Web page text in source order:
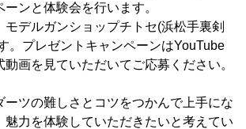
ンと体験会を行います。
モデルガンショップチトセ(浜松手裏剣
。プレゼントキャンペーンはYouTube
画を見ていただいてご応募ください。
ーツの難しさとコツをつかんで上手にな
魅力を体験していただきたいと考えてい